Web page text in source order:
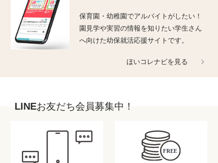
保育園・幼稚園でアルバイトがしたい！
園見学や実習の情報を知りたい学生さん
へ向けた幼保就活応援サイトです。
ほいコレナビを見る
LINEお友だち会員募集中！